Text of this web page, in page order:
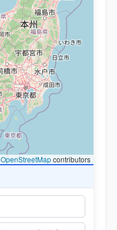
OpenStreetMapcontributors